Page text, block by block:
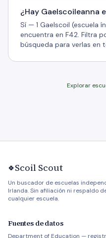
¿Hay Gaelscoileanna
Sí — 1 Gaelscoil (escuela
encuentra en F42. Filtra
búsqueda para verlas en
Explorar
🍀Scoil Scout
Un buscador de escuelas
Irlanda. Sin afiliación ni respaldo
cualquier escuela.
Fuentes de datos
Department of Education —